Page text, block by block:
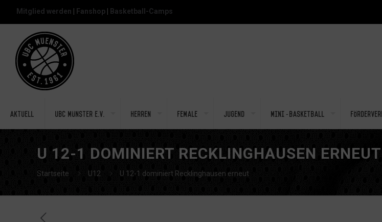
Mitglied werden Fanshop Basketball-Camps
Aktuell UBC Münster e.V. Herren Female Jugend Mini-Basketball
U 12-1 DOMINIERT RECKLINGHAUSEN ERNEUT
Startseite U12 U 12-1 dominiert Recklinghausen erneut